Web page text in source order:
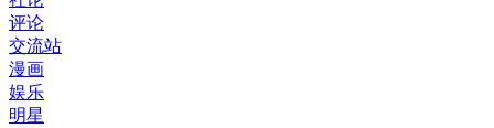
评论
交流站
漫画
娱乐
明星